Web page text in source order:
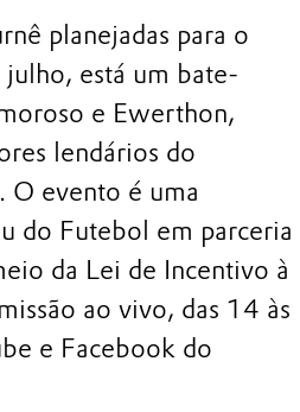
planejadas para o
está um bate-
e Ewerthon,
lendários do
O evento é uma
do Futebol em parceria
da Lei de Incentivo à
ao vivo, das 14 às
e Facebook do